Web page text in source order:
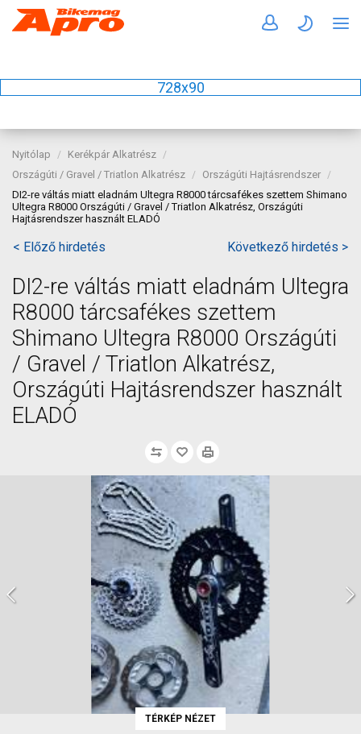
728x90
Nyitólap
Kerékpár Alkatrész
Országúti / Gravel / Triatlon Alkatrész
Országúti Hajtásrendszer
DI2-re váltás miatt eladnám Ultegra R8000 tárcsafékes szettem Shimano
Ultegra R8000 Országúti / Gravel / Triatlon Alkatrész, Országúti
Hajtásrendszer használt ELADÓ
< Előző hirdetés Következő hirdetés >
DI2-re váltás miatt eladnám Ultegra
R8000 tárcsafékes szettem
Shimano Ultegra R8000 Országúti
/ Gravel / Triatlon Alkatrész,
Országúti Hajtásrendszer használt
ELADÓ
TÉRKÉP NÉZET